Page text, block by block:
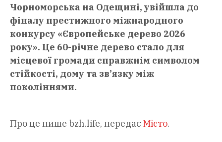
Чорноморська на Одещині, увійшла до
фіналу престижного міжнародного
конкурсу «Європейське дерево 2026
року». Це 60-річне дерево стало для
місцевої громади справжнім символом
стійкості, дому та зв’язку між
поколіннями.
Про це пише bzh.life, передає Місто.